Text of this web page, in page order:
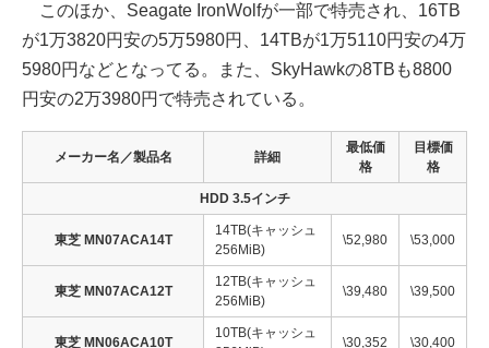
このほか、Seagate IronWolfが一部で特売され、16TB
が1万3820円安の5万5980円、14TBが1万5110円安の4万
5980円などとなってる。また、SkyHawkの8TBも8800
円安の2万3980円で特売されている。
メーカー名／製品名 詳細
最低価
格
目標価
格
HDD 3.5インチ
東芝 MN07ACA14T
14TB(キャッシュ
256MiB)
\52,980 \53,000
東芝 MN07ACA12T
12TB(キャッシュ
256MiB)
\39,480 \39,500
東芝 MN06ACA10T
10TB(キャッシュ
\30,352 \30,400